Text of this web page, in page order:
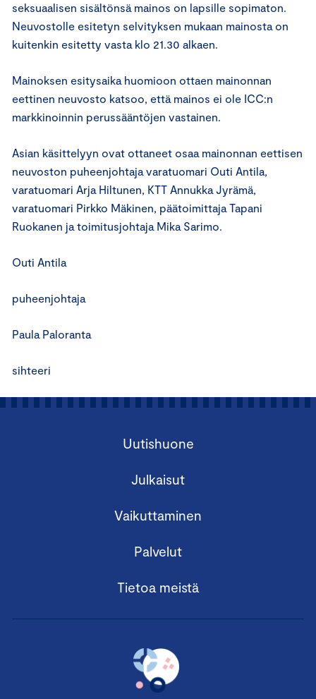
seksuaalisen sisältönsä mainos on lapsille sopimaton.
Neuvostolle esitetyn selvityksen mukaan mainosta on
kuitenkin esitetty vasta klo 21.30 alkaen.
Mainoksen esitysaika huomioon ottaen mainonnan
eettinen neuvosto katsoo, että mainos ei ole ICC:n
markkinoinnin perussääntöjen vastainen.
Asian käsittelyyn ovat ottaneet osaa mainonnan eettisen
neuvoston puheenjohtaja varatuomari Outi Antila,
varatuomari Arja Hiltunen, KTT Annukka Jyrämä,
varatuomari Pirkko Mäkinen, päätoimittaja Tapani
Ruokanen ja toimitusjohtaja Mika Sarimo.
Outi Antila
puheenjohtaja
Paula Paloranta
sihteeri
Uutishuone
Julkaisut
Vaikuttaminen
Palvelut
Tietoa meistä